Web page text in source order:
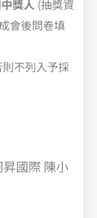
獎人 (抽獎資
會後問卷填
則不列入予採
國際 陳小